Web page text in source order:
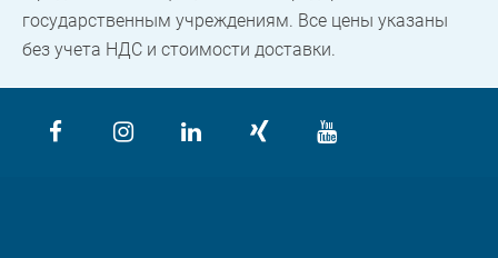
государственным учреждениям. Все цены указаны
без учета НДС и стоимости доставки.